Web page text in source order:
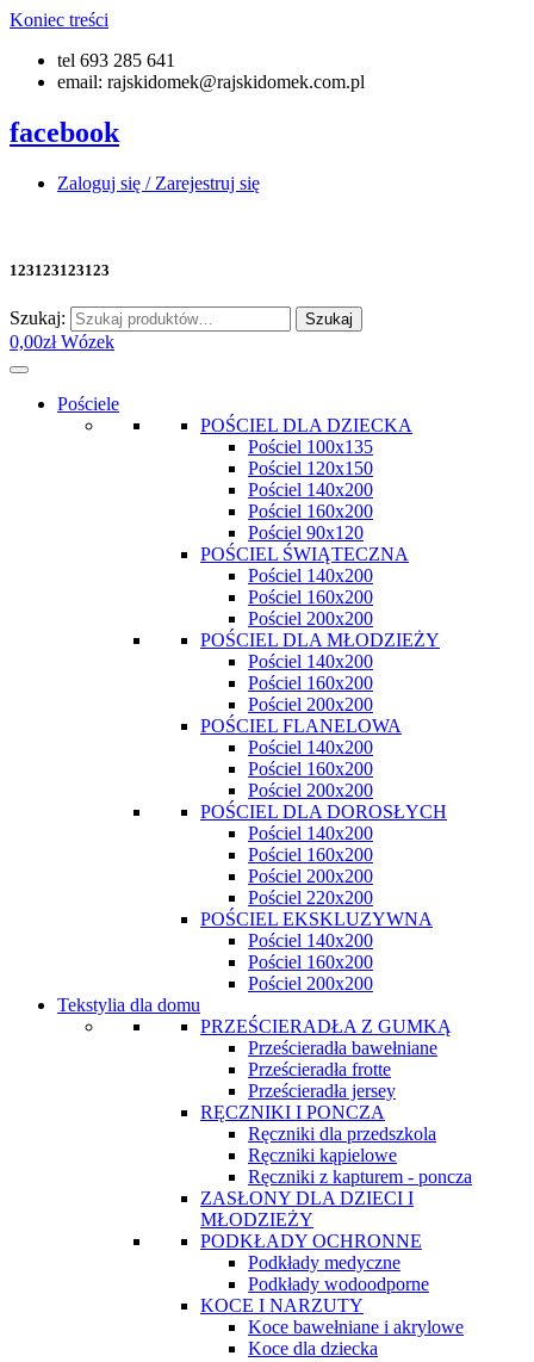
Koniec treści
tel 693 285 641
email: rajskidomek@rajskidomek.com.pl
facebook
Zaloguj się / Zarejestruj się
123123123123
Szukaj: Szukaj
0,00zł Wózek
Pościele
POŚCIEL DLA DZIECKA
Pościel 100x135
Pościel 120x150
Pościel 140x200
Pościel 160x200
Pościel 90x120
POŚCIEL ŚWIĄTECZNA
Pościel 140x200
Pościel 160x200
Pościel 200x200
POŚCIEL DLA MŁODZIEŻY
Pościel 140x200
Pościel 160x200
Pościel 200x200
POŚCIEL FLANELOWA
Pościel 140x200
Pościel 160x200
Pościel 200x200
POŚCIEL DLA DOROSŁYCH
Pościel 140x200
Pościel 160x200
Pościel 200x200
Pościel 220x200
POŚCIEL EKSKLUZYWNA
Pościel 140x200
Pościel 160x200
Pościel 200x200
Tekstylia dla domu
PRZEŚCIERADŁA Z GUMKĄ
Prześcieradła bawełniane
Prześcieradła frotte
Prześcieradła jersey
RĘCZNIKI I PONCZA
Ręczniki dla przedszkola
Ręczniki kąpielowe
Ręczniki z kapturem - poncza
ZASŁONY DLA DZIECI I
MŁODZIEŻY
PODKŁADY OCHRONNE
Podkłady medyczne
Podkłady wodoodporne
KOCE I NARZUTY
Koce bawełniane i akrylowe
Koce dla dziecka